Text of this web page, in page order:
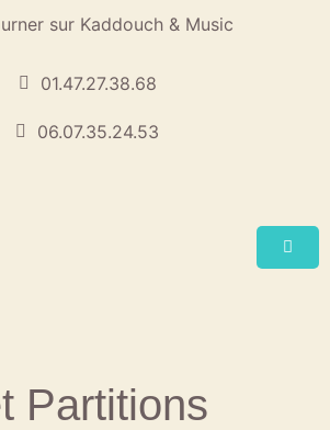
sur Kaddouch & Music
01.47.27.38.68
06.07.35.24.53
Partitions